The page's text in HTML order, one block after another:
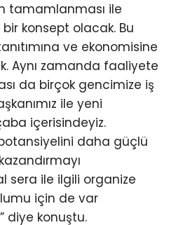
tamamlanması ile
konsept olacak. Bu
ve ekonomisine
Aynı zamanda faaliyete
da birçok gencimize iş
ile yeni
içerisindeyiz.
daha güçlü
sera ile ilgili organize
için de var
diye konuştu.